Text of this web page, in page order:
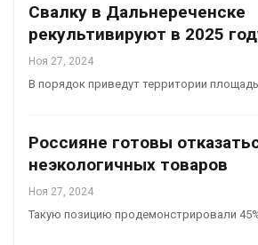
Свалку в Дальнереченске
рекультивируют в 2025
Ноя 27, 2024
В порядок приведут территории
Россияне готовы
неэкологичных товаров
Ноя 27, 2024
Такую позицию продемонстрировали